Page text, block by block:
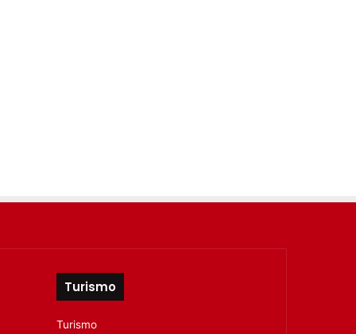
Turismo
Turismo